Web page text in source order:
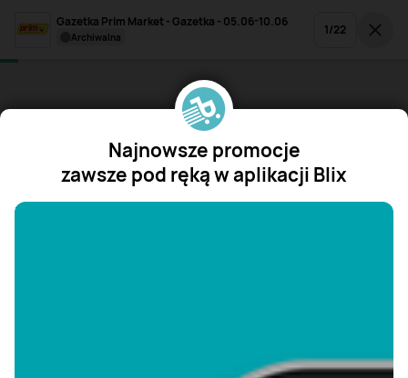
Gazetka Prim Market - Gazetka - 05.06-10.06
archiwalna 1/22
Najnowsze promocje
zawsze pod ręką w aplikacji Blix
"/>